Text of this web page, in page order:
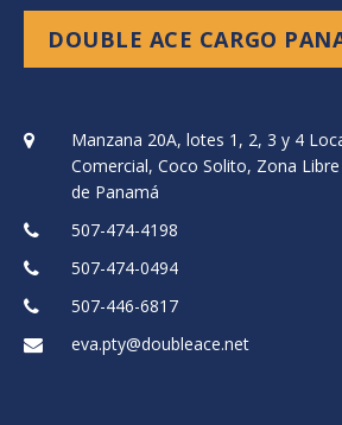
DOUBLE ACE CARGO
Manzana 20A, lotes 1, 2, 3 y 4
Comercial, Coco Solito, Zona
de Panamá
507-474-4198
507-474-0494
507-446-6817
eva.pty@doubleace.net